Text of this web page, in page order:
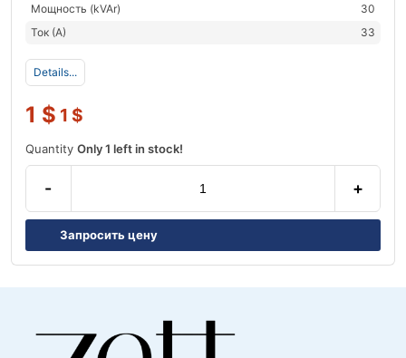
Мощность (kVAr)
30
Ток (А)
33
Details...
1 $ 1 $
Quantity Only 1 left in stock!
- +
Запросить цену